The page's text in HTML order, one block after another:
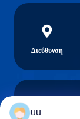
Διεύθυνση
uu